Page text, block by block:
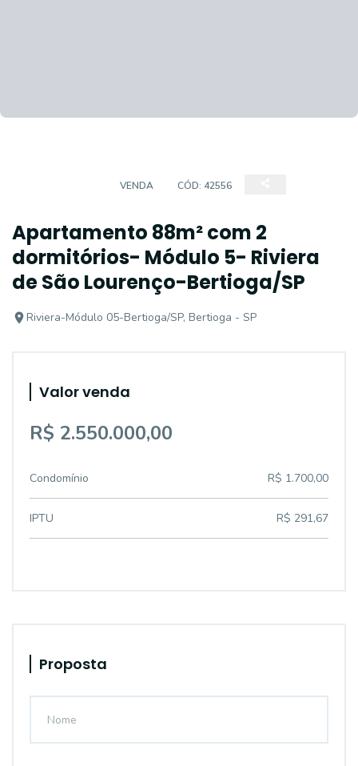
VENDA CÓD: 42556
Apartamento 88m² com 2
dormitórios- Módulo 5- Riviera
de São Lourenço-Bertioga/SP
Riviera-Módulo 05-Bertioga/SP, Bertioga - SP
Valor venda
R$ 2.550.000,00
Condomínio R$ 1.700,00
IPTU R$ 291,67
Proposta